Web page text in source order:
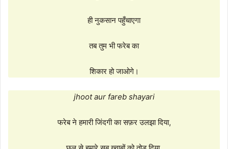
ही नुकसान पहुँचाएगा
तब तुम भी फरेब का
शिकार हो जाओगे।
jhoot aur fareb shayari
फरेब ने हमारी जिंदगी का सफ़र उलझा दिया,